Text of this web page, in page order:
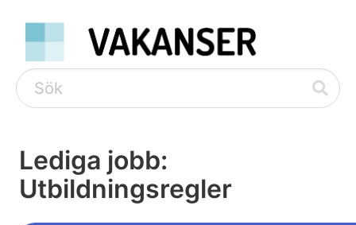
Lediga jobb:
Utbildningsregler